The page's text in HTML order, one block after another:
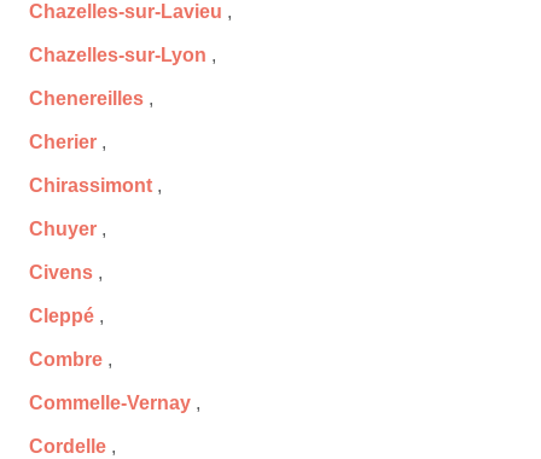
Chazelles-sur-Lavieu ,
Chazelles-sur-Lyon ,
Chenereilles ,
Cherier ,
Chirassimont ,
Chuyer ,
Civens ,
Cleppé ,
Combre ,
Commelle-Vernay ,
Cordelle ,